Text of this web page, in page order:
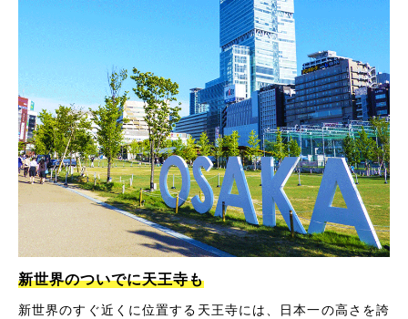
新世界のついでに天王寺も
新世界のすぐ近くに位置する天王寺には、日本一の高さを誇